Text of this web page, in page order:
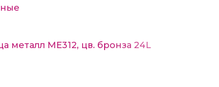
металл ME312, цв. бронза 24L